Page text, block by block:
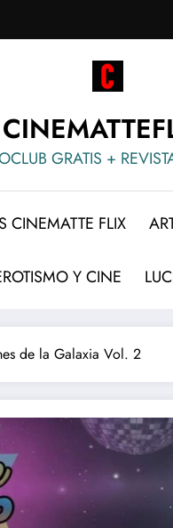
GRATIS +
CINEMATTE FLIX
Y CINE
de la Galaxia Vol. 2